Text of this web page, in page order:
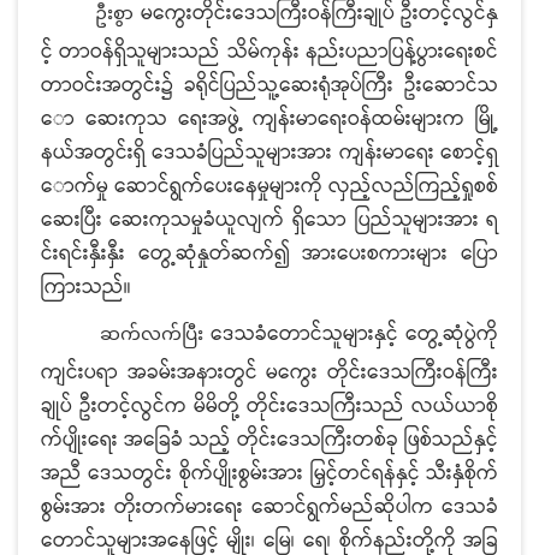
ဦးစွာ မကွေးတိုင်းဒေသကြီးဝန်ကြီးချုပ် ဦးတင့်လွင်နှ
င့် တာဝန်ရှိသူများသည် သိမ်ကုန်း နည်းပညာပြန့်ပွားရေးစင်
တာဝင်းအတွင်း၌ ခရိုင်ပြည်သူ့ဆေးရုံအုပ်ကြီး ဦးဆောင်သ
ော ဆေးကုသ ရေးအဖွဲ့ ကျန်းမာရေးဝန်ထမ်းများက မြို့
နယ်အတွင်းရှိ ဒေသခံပြည်သူများအား ကျန်းမာရေး စောင့်ရှ
ောက်မှု ဆောင်ရွက်ပေးနေမှုများကို လှည့်လည်ကြည့်ရှုစစ်
ဆေးပြီး ဆေးကုသမှုခံယူလျက် ရှိသော ပြည်သူများအား ရ
င်းရင်းနှီးနှီး တွေ့ဆုံနှုတ်ဆက်၍ အားပေးစကားများ ပြော
ကြားသည်။
ဆက်လက်ပြီး ဒေသခံတောင်သူများနှင့် တွေ့ဆုံပွဲကို
ကျင်းပရာ အခမ်းအနားတွင် မကွေး တိုင်းဒေသကြီးဝန်ကြီး
ချုပ် ဦးတင့်လွင်က မိမိတို့ တိုင်းဒေသကြီးသည် လယ်ယာစို
က်ပျိုးရေး အခြေခံ သည့် တိုင်းဒေသကြီးတစ်ခု ဖြစ်သည်နှင့်
အညီ ဒေသတွင်း စိုက်ပျိုးစွမ်းအား မြှင့်တင်ရန်နှင့် သီးနှံစိုက်
စွမ်းအား တိုးတက်မားရေး ဆောင်ရွက်မည်ဆိုပါက ဒေသခံ
တောင်သူများအနေဖြင့် မျိုး၊ မြေ၊ ရေ၊ စိုက်နည်းတို့ကို အခြ